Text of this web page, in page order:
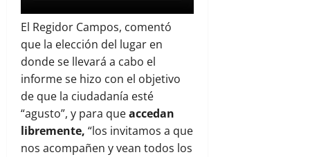
El Regidor Campos, comentó
que la elección del lugar en
donde se llevará a cabo el
informe se hizo con el objetivo
de que la ciudadanía esté
“agusto”, y para queaccedan
libremente, “los invitamos a que
nos acompañen y vean todos los